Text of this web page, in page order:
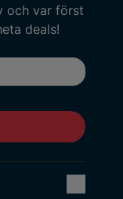
och var först
deals!